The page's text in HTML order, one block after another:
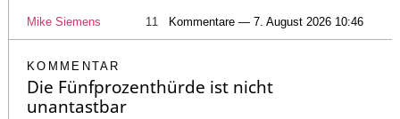
Mike Siemens 11 Kommentare — 7. August 2026 10:46
KOMMENTAR
Die Fünfprozenthürde ist nicht
unantastbar